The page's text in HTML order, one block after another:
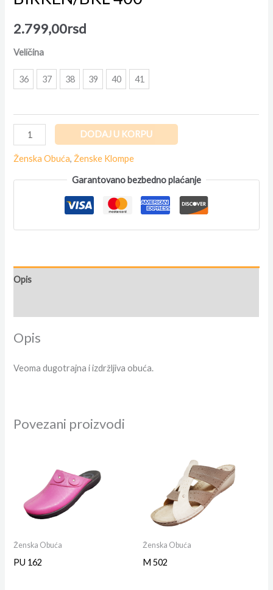
2.799,00rsd
Veličina
36 37 38 39 40 41
DODAJ U KORPU
Ženska Obuća, Ženske Klompe
Garantovano bezbedno plaćanje
Opis
Opis
Veoma dugotrajna i izdržljiva obuća.
Povezani proizvodi
Ženska Obuća
PU 162
Ženska Obuća
M 502